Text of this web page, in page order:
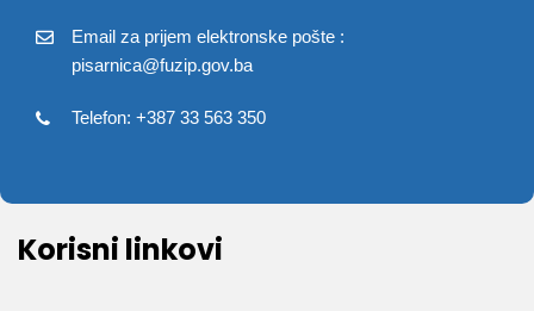
Email za prijem elektronske pošte :
pisarnica@fuzip.gov.ba
Telefon: +387 33 563 350
Korisni linkovi